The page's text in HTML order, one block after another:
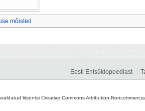
mõisted
Eesti Entsüklopeediast
litsentsi Creative Commons Attribution-